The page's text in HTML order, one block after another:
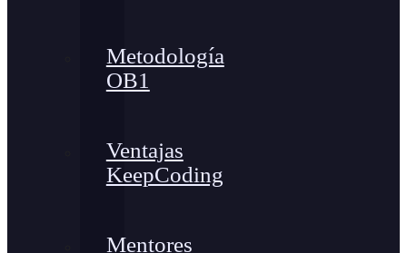
Metodología
OB1
Ventajas
KeepCoding
Mentores